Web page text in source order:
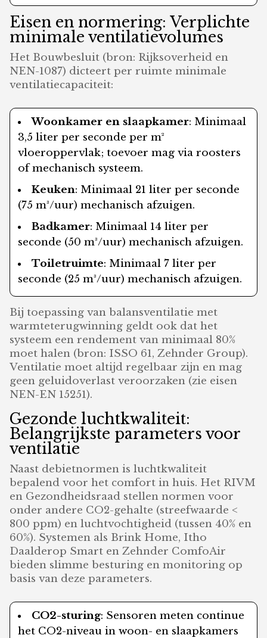
Eisen en normering: Verplichte
minimale ventilatievolumes
Het Bouwbesluit (bron: Rijksoverheid en
NEN-1087) dicteert per ruimte minimale
ventilatiecapaciteit:
Woonkamer en slaapkamer: Minimaal
3,5 liter per seconde per m²
vloeroppervlak; toevoer mag via roosters
of mechanisch systeem.
Keuken: Minimaal 21 liter per seconde
(75 m³/uur) mechanisch afzuigen.
Badkamer: Minimaal 14 liter per
seconde (50 m³/uur) mechanisch afzuigen.
Toiletruimte: Minimaal 7 liter per
seconde (25 m³/uur) mechanisch afzuigen.
Bij toepassing van balansventilatie met
warmteterugwinning geldt ook dat het
systeem een rendement van minimaal 80%
moet halen (bron: ISSO 61, Zehnder Group).
Ventilatie moet altijd regelbaar zijn en mag
geen geluidoverlast veroorzaken (zie eisen
NEN-EN 15251).
Gezonde luchtkwaliteit:
Belangrijkste parameters voor
ventilatie
Naast debietnormen is luchtkwaliteit
bepalend voor het comfort in huis. Het RIVM
en Gezondheidsraad stellen normen voor
onder andere CO2-gehalte (streefwaarde <
800 ppm) en luchtvochtigheid (tussen 40% en
60%). Systemen als Brink Home, Itho
Daalderop Smart en Zehnder ComfoAir
bieden slimme besturing en monitoring op
basis van deze parameters.
CO2-sturing: Sensoren meten continue
het CO2-niveau in woon- en slaapkamers